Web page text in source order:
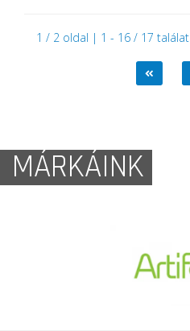
1 / 2 oldal | 1 - 16 / 17 találat
MÁRKÁINK